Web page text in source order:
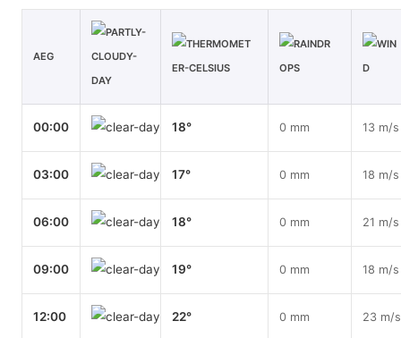
AEG
00:00 18° 0 mm 13 m/s
03:00 17° 0 mm 18 m/s
06:00 18° 0 mm 21 m/s
09:00 19° 0 mm 18 m/s
12:00 22° 0 mm 23 m/s